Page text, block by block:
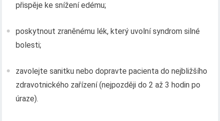
přispěje ke snížení edému;
poskytnout zraněnému lék, který uvolní syndrom silné
bolesti;
zavolejte sanitku nebo dopravte pacienta do nejbližšího
zdravotnického zařízení (nejpozději do 2 až 3 hodin po
úraze).